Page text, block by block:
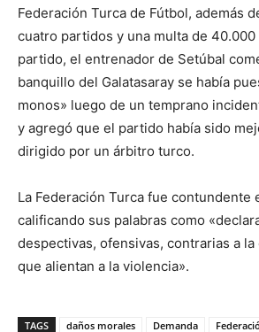
Federación Turca de Fútbol, además
cuatro partidos y una multa de 40.000
partido, el entrenador de Setúbal
banquillo del Galatasaray se había
monos» luego de un temprano
y agregó que el partido había sido
dirigido por un árbitro turco.
La Federación Turca fue contundente
calificando sus palabras como
despectivas, ofensivas, contrarias a
que alientan a la violencia».
TAGS daños morales Demanda